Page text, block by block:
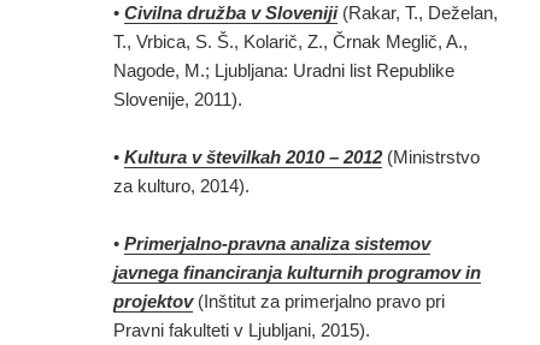
•Civilna družba v Sloveniji(Rakar, T., Deželan,
T., Vrbica, S. Š., Kolarič, Z., Črnak Meglič, A.,
Nagode, M.; Ljubljana: Uradni list Republike
Slovenije, 2011).
•Kultura v številkah 2010 – 2012(Ministrstvo
za kulturo, 2014).
•Primerjalno-pravna analiza sistemov
javnega financiranja kulturnih programov in
projektov(Inštitut za primerjalno pravo pri
Pravni fakulteti v Ljubljani, 2015).